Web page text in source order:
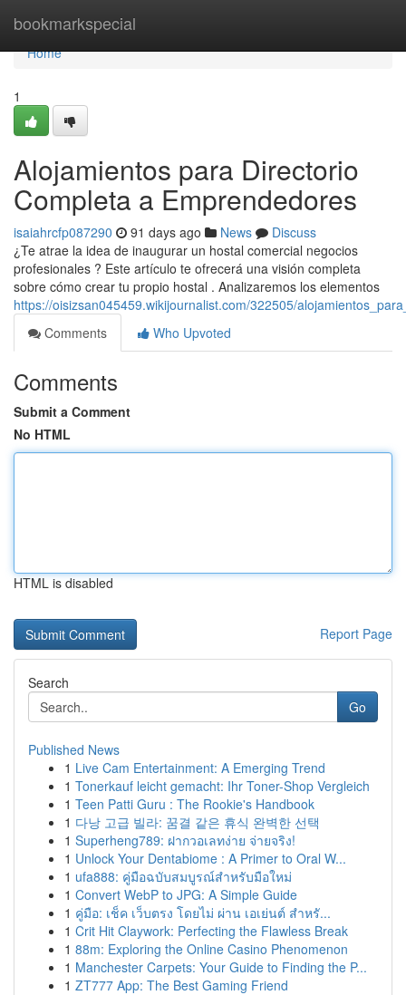
bookmarkspecial
Home
Home
1
Alojamientos para Directorio
Completa a Emprendedores
isaiahrcfp087290 91 days ago News
Discuss
¿Te atrae la idea de inaugurar un hostal comercial negocios
profesionales ? Este artículo te ofrecerá una visión completa
sobre cómo crear tu propio hostal . Analizaremos los elementos
https://oisizsan045459.wikijournalist.com/322505/
Comments
Who Upvoted
Comments
Submit a Comment
No HTML
HTML is disabled
Report Page
Search
Go
Published News
1 Live Cam Entertainment: A Emerging Trend
1 Tonerkauf leicht gemacht: Ihr Toner-Shop Vergleich
1 Teen Patti Guru : The Rookie's Handbook
1 다낭 고급 빌라: 꿈결 같은 휴식 완벽한 선택
1 Superheng789: ฝากวอเลทง่าย จ่ายจริง!
1 Unlock Your Dentabiome : A Primer to Oral W...
1 ufa888: คู่มือฉบับสมบูรณ์สำหรับมือใหม่
1 Convert WebP to JPG: A Simple Guide
1 คู่มือ: เช็ค เว็บตรง โดยไม่ ผ่าน เอเย่นต์ สำหรั...
1 Crit Hit Claywork: Perfecting the Flawless Break
1 88m: Exploring the Online Casino Phenomenon
1 Manchester Carpets: Your Guide to Finding the P...
1 ZT777 App: The Best Gaming Friend